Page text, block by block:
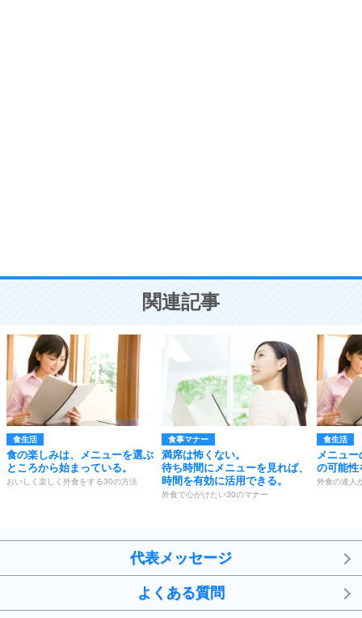
ことが大切。
関連記事
食生活
食の楽しみは、メニューを選ぶ
ところから始まっている。
おいしく楽しく外食をする30の方法
食事マナー
満席は怖くない。
待ち時間にメニューを見れば、
時間を有効に活用できる。
外食で心がけたい30のマナー
食生活
メニュ
の可能性
外食の達人
代表メッセージ
よくある質問